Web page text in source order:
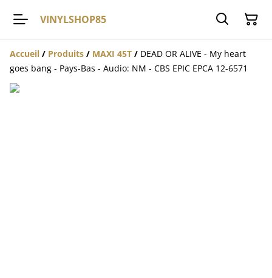
VINYLSHOP85
Accueil / Produits / MAXI 45T / DEAD OR ALIVE - My heart
goes bang - Pays-Bas - Audio: NM - CBS EPIC EPCA 12-6571